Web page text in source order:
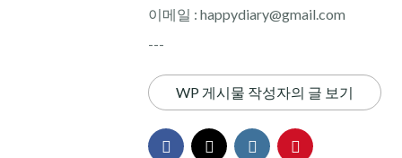
이메일 : happydiary@gmail.com
---
WP 게시물 작성자의 글 보기